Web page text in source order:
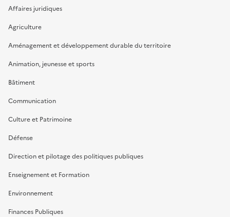
Affaires juridiques
Agriculture
Aménagement et développement durable du territoire
Animation, jeunesse et sports
Bâtiment
Communication
Culture et Patrimoine
Défense
Direction et pilotage des politiques publiques
Enseignement et Formation
Environnement
Finances Publiques